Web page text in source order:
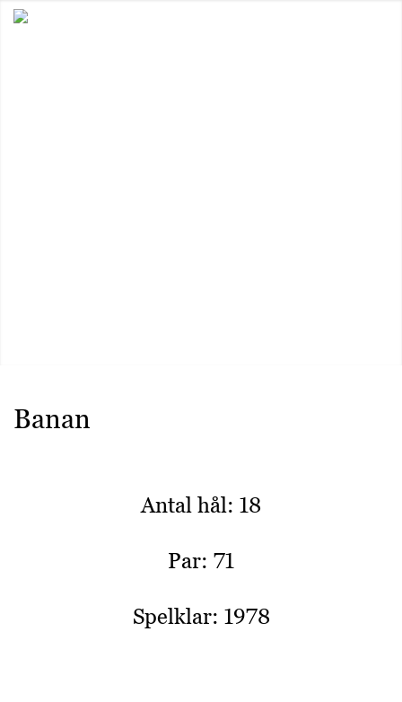
Banan
Antal hål: 18
Par: 71
Spelklar: 1978